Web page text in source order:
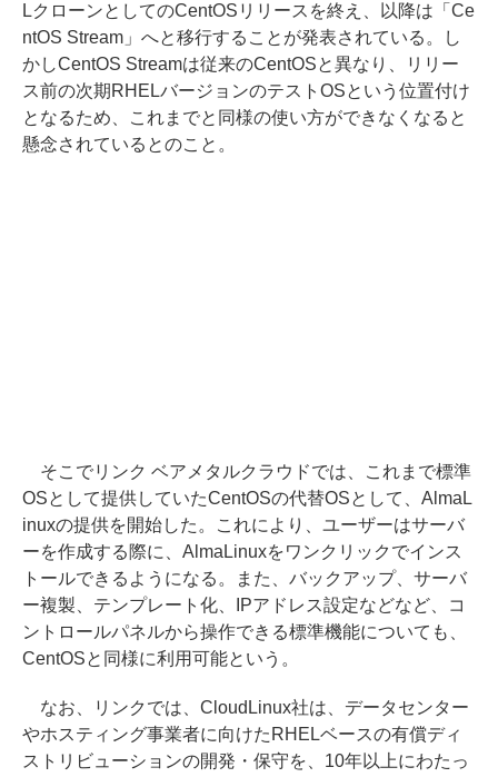
LクローンとしてのCentOSリリースを終え、以降は「Ce
ntOS Stream」へと移行することが発表されている。し
かしCentOS Streamは従来のCentOSと異なり、リリー
ス前の次期RHELバージョンのテストOSという位置付け
となるため、これまでと同様の使い方ができなくなると
懸念されているとのこと。
そこでリンク ベアメタルクラウドでは、これまで標準
OSとして提供していたCentOSの代替OSとして、AlmaL
inuxの提供を開始した。これにより、ユーザーはサーバ
ーを作成する際に、AlmaLinuxをワンクリックでインス
トールできるようになる。また、バックアップ、サーバ
ー複製、テンプレート化、IPアドレス設定などなど、コ
ントロールパネルから操作できる標準機能についても、
CentOSと同様に利用可能という。
なお、リンクでは、CloudLinux社は、データセンター
やホスティング事業者に向けたRHELベースの有償ディ
ストリビューションの開発・保守を、10年以上にわたっ